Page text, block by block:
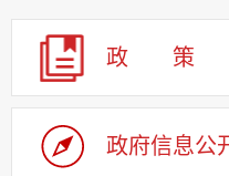
政 策
政府信息公